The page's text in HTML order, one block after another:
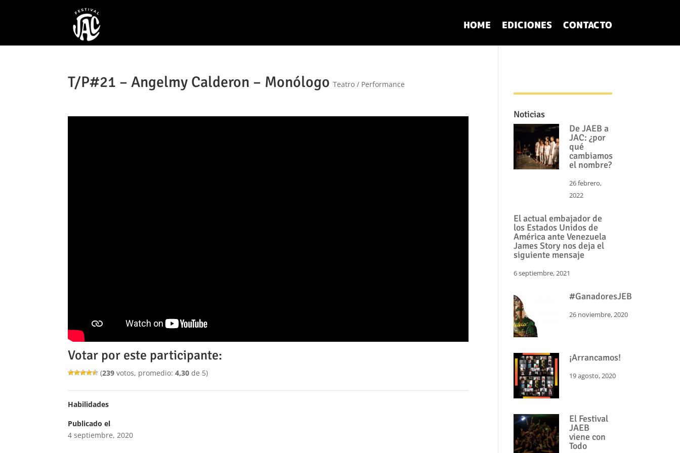
HOME EDICIONES CONTACTO
T/P#21 – Angelmy Calderon – Monólogo Teatro / Performance
Votar por este participante:
(239 votos, promedio:4,30 de 5)
Habilidades
Publicado el
4 septiembre, 2020
Noticias
De JAEB a
JAC: ¿por
qué
cambiamos
el nombre?
26 febrero,
2022
El actual embajador de
los Estados Unidos de
América ante Venezuela
James Story nos deja el
siguiente mensaje
6 septiembre, 2021
#GanadoresJEB
26 noviembre, 2020
¡Arrancamos!
19 agosto, 2020
El Festival
JAEB
viene con
Todo